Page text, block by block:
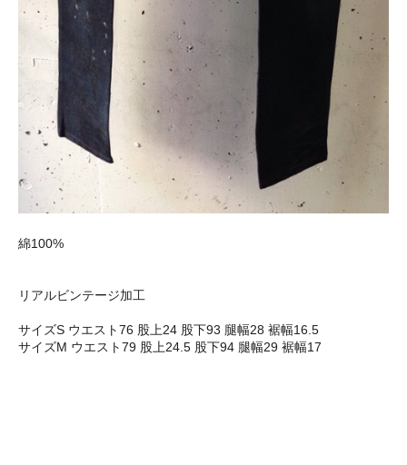
綿100%
リアルビンテージ加工
サイズS ウエスト76 股上24 股下93 腿幅28 裾幅16.5
サイズM ウエスト79 股上24.5 股下94 腿幅29 裾幅17